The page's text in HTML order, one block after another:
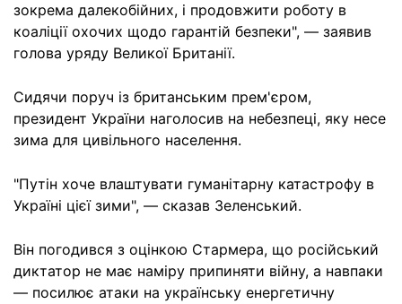
зокрема далекобійних, і продовжити роботу в
коаліції охочих щодо гарантій безпеки", — заявив
голова уряду Великої Британії.
Сидячи поруч із британським прем'єром,
президент України наголосив на небезпеці, яку несе
зима для цивільного населення.
"Путін хоче влаштувати гуманітарну катастрофу в
Україні цієї зими", — сказав Зеленський.
Він погодився з оцінкою Стармера, що російський
диктатор не має наміру припиняти війну, а навпаки
— посилює атаки на українську енергетичну